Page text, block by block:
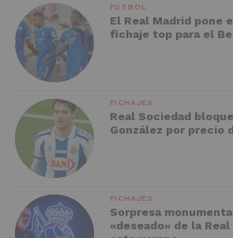
FÚTBOL
El Real Madrid pone
fichaje top para el
FICHAJES
Real Sociedad
González por precio
FICHAJES
Sorpresa
«deseado» de la